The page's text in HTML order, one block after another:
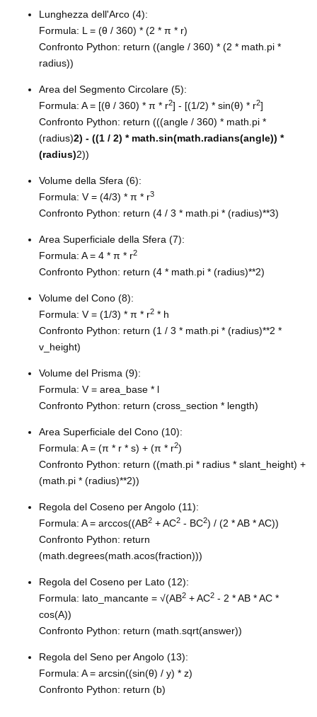
Lunghezza dell'Arco (4):
Formula: L = (θ / 360) * (2 * π * r)
Confronto Python: return ((angle / 360) * (2 * math.pi *
radius))
Area del Segmento Circolare (5):
Formula: A = [(θ / 360) * π * r2] - [(1/2) * sin(θ) * r2]
Confronto Python: return (((angle / 360) * math.pi *
(radius)2) - ((1 / 2) * math.sin(math.radians(angle)) *
(radius)2))
Volume della Sfera (6):
Formula: V = (4/3) * π * r3
Confronto Python: return (4 / 3 * math.pi * (radius)**3)
Area Superficiale della Sfera (7):
Formula: A = 4 * π * r2
Confronto Python: return (4 * math.pi * (radius)**2)
Volume del Cono (8):
Formula: V = (1/3) * π * r2 * h
Confronto Python: return (1 / 3 * math.pi * (radius)**2 *
v_height)
Volume del Prisma (9):
Formula: V = area_base * l
Confronto Python: return (cross_section * length)
Area Superficiale del Cono (10):
Formula: A = (π * r * s) + (π * r2)
Confronto Python: return ((math.pi * radius * slant_height) +
(math.pi * (radius)**2))
Regola del Coseno per Angolo (11):
Formula: A = arccos((AB2 + AC2 - BC2) / (2 * AB * AC))
Confronto Python: return
(math.degrees(math.acos(fraction)))
Regola del Coseno per Lato (12):
Formula: lato_mancante = √(AB2 + AC2 - 2 * AB * AC *
cos(A))
Confronto Python: return (math.sqrt(answer))
Regola del Seno per Angolo (13):
Formula: A = arcsin((sin(θ) / y) * z)
Confronto Python: return (b)